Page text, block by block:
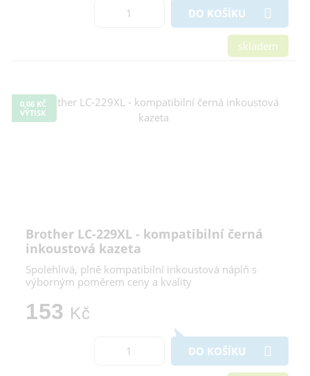
DO KOŠÍKU
skladem
0,06 KČ
VÝTISK
Brother LC-229XL - kompatibilní černá
inkoustová kazeta
Spolehlivá, plně kompatibilní inkoustová náplň s
výborným poměrem ceny a kvality
153 Kč
DO KOŠÍKU